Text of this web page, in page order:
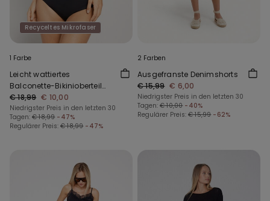
Recyceltes Mikrofaser
1 Farbe
Leicht wattiertes
Balconette-Bikinioberteil
mit Raffung aus recycelter
Mikrofaser
€ 18,99 € 10,00
Niedrigster Preis in den letzten 30
Tagen: € 18,99 -47%
Regulärer Preis: € 18,99 -47%
2 Farben
Ausgefranste Denimshorts
€ 15,99 € 6,00
Niedrigster Preis in den letzten 30
Tagen: € 10,00 -40%
Regulärer Preis: € 15,99 -62%